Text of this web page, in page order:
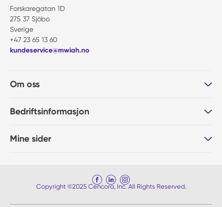
Forskaregatan 1D
275 37 Sjöbo
Sverige
+47 23 65 13 60
kundeservice@mwiah.no
Om oss
Bedriftsinformasjon
Mine sider
Copyright ©2025 Cencora, Inc. All Rights Reserved.